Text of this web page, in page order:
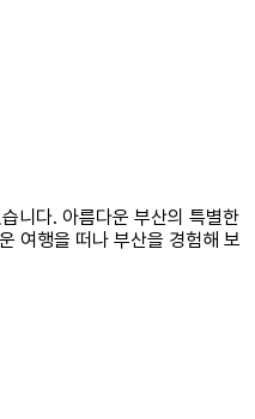
니다. 아름다운 부산의 특별한
여행을 떠나 부산을 경험해 보